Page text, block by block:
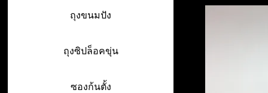
ถุงขนมปัง
ถุงซิปล็อคขุ่น
ซองก้นตั้ง